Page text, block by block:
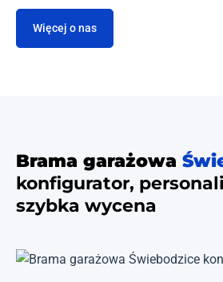
Więcej o nas
Brama garażowa
konfigurator,
szybka wycena